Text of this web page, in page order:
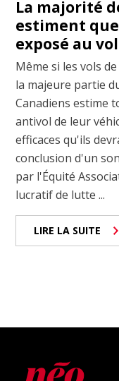
La majorité
estiment
exposé au vol
Même si les vols
la majeure partie
Canadiens estime
antivol de leur
efficaces qu'ils
conclusion d'un
par l'Équité
lucratif de lutte ...
LIRE LA SUITE